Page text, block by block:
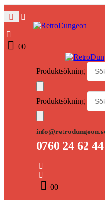
00
Produktsökning
Produktsökning
0760 24 62 44
00